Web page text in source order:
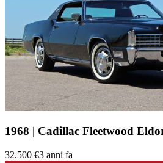
1968 | Cadillac Fleetwood
32.500 €3 anni fa